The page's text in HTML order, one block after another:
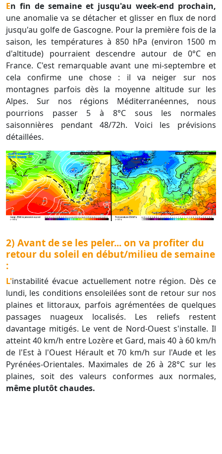
En fin de semaine et jusqu'au week-end prochain,
une anomalie va se détacher et glisser en flux de nord
jusqu'au golfe de Gascogne. Pour la première fois de la
saison, les températures à 850 hPa (environ 1500 m
d'altitude) pourraient descendre autour de 0°C en
France. C'est remarquable avant une mi-septembre et
cela confirme une chose : il va neiger sur nos
montagnes parfois dès la moyenne altitude sur les
Alpes. Sur nos régions Méditerranéennes, nous
pourrions passer 5 à 8°C sous les normales
saisonnières pendant 48/72h. Voici les prévisions
détaillées.
2) Avant de se les peler... on va profiter du
retour du soleil en début/milieu de semaine
:
L'instabilité évacue actuellement notre région. Dès ce
lundi, les conditions ensoleilées sont de retour sur nos
plaines et littoraux, parfois agrémentées de quelques
passages nuageux localisés. Les reliefs restent
davantage mitigés. Le vent de Nord-Ouest s'installe. Il
atteint 40 km/h entre Lozère et Gard, mais 40 à 60 km/h
de l'Est à l'Ouest Hérault et 70 km/h sur l'Aude et les
Pyrénées-Orientales. Maximales de 26 à 28°C sur les
plaines, soit des valeurs conformes aux normales,
même plutôt chaudes.